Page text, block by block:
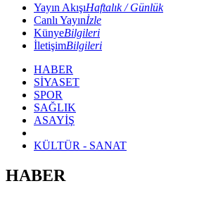
Yayın AkışıHaftalık / Günlük
Canlı Yayınİzle
KünyeBilgileri
İletişimBilgileri
HABER
SİYASET
SPOR
SAĞLIK
ASAYİŞ
KÜLTÜR - SANAT
HABER